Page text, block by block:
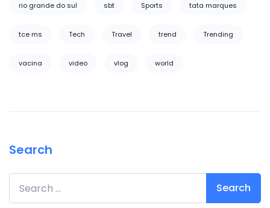
rio grande do sul sbt Sports tata marques
tce ms Tech Travel trend Trending
vacina video vlog world
Search
Search for: